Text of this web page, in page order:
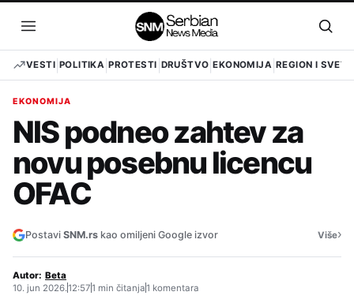
sadržaj
Otvori
meni
VESTI POLITIKA PROTESTI DRUŠTVO EKONOMIJA REGION I SVET
EKONOMIJA
NIS podneo zahtev za
novu posebnu licencu
OFAC
Postavi SNM.rs kao omiljeni Google izvor Više›
Autor: Beta
10. jun 2026.12:571 min čitanja1 komentara